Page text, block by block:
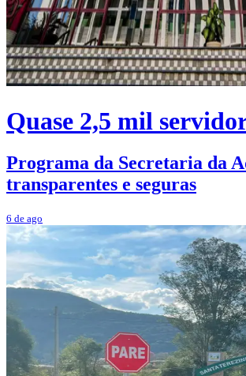
Quase 2,5 mil
Programa da Secretaria da
transparentes e seguras
6 de ago